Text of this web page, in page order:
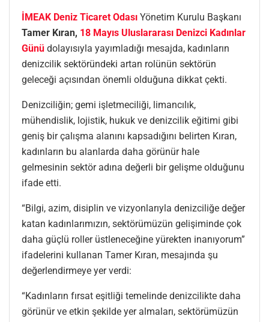
İMEAK Deniz Ticaret Odası Yönetim Kurulu Başkanı
Tamer Kıran, 18 Mayıs Uluslararası Denizci Kadınlar
Günü dolayısıyla yayımladığı mesajda, kadınların
denizcilik sektöründeki artan rolünün sektörün
geleceği açısından önemli olduğuna dikkat çekti.
Denizciliğin; gemi işletmeciliği, limancılık,
mühendislik, lojistik, hukuk ve denizcilik eğitimi gibi
geniş bir çalışma alanını kapsadığını belirten Kıran,
kadınların bu alanlarda daha görünür hale
gelmesinin sektör adına değerli bir gelişme olduğunu
ifade etti.
“Bilgi, azim, disiplin ve vizyonlarıyla denizciliğe değer
katan kadınlarımızın, sektörümüzün gelişiminde çok
daha güçlü roller üstleneceğine yürekten inanıyorum”
ifadelerini kullanan Tamer Kıran, mesajında şu
değerlendirmeye yer verdi:
“Kadınların fırsat eşitliği temelinde denizcilikte daha
görünür ve etkin şekilde yer almaları, sektörümüzün